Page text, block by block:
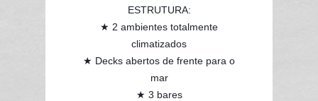
ESTRUTURA:
★ 2 ambientes totalmente
climatizados
★ Decks abertos de frente para o
mar
★ 3 bares